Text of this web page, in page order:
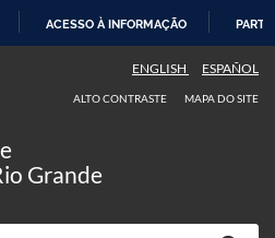
ACESSO À INFORMAÇÃO
ENGLISH ESPAÑOL
ALTO CONTRASTE MAPA DO SITE
Grande